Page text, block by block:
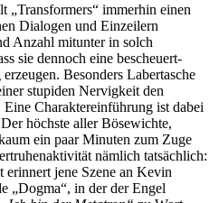
„Transformers“ immerhin einen
Dialogen und Einzeilern
Anzahl mitunter in solch
sie dennoch eine bescheuert-
Besonders Labertasche
stupiden Nervigkeit den
Eine Charaktereinführung ist dabei
höchste aller Bösewichte,
ein paar Minuten zum Zuge
nämlich tatsächlich:
erinnert jene Szene an Kevin
„Dogma“, in der der Engel